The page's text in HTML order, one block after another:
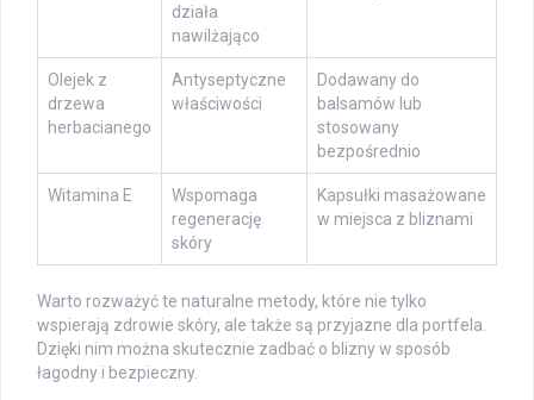
działa
nawilżająco
Olejek z
drzewa
herbacianego
Antyseptyczne
właściwości
Dodawany do
balsamów lub
stosowany
bezpośrednio
Witamina E
Wspomaga
regenerację
skóry
Kapsułki masażowane
w miejsca z bliznami
Warto rozważyć te naturalne metody, które nie tylko
wspierają zdrowie skóry, ale także są przyjazne dla portfela.
Dzięki nim można skutecznie zadbać o blizny w sposób
łagodny i bezpieczny.